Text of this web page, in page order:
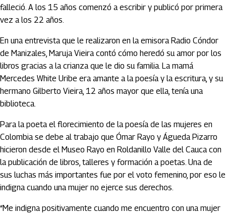
falleció. A los 15 años comenzó a escribir y publicó por primera
vez a los 22 años.
En una entrevista que le realizaron en la emisora Radio Cóndor
de Manizales, Maruja Vieira contó cómo heredó su amor por los
libros gracias a la crianza que le dio su familia. La mamá
Mercedes White Uribe era amante a la poesía y la escritura, y su
hermano Gilberto Vieira, 12 años mayor que ella, tenía una
biblioteca.
Para la poeta el florecimiento de la poesía de las mujeres en
Colombia se debe al trabajo que Ómar Rayo y Águeda Pizarro
hicieron desde el Museo Rayo en Roldanillo Valle del Cauca con
la publicación de libros, talleres y formación a poetas. Una de
sus luchas más importantes fue por el voto femenino, por eso le
indigna cuando una mujer no ejerce sus derechos.
“Me indigna positivamente cuando me encuentro con una mujer